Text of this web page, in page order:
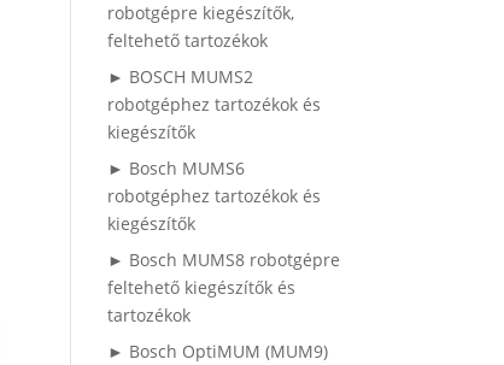
robotgépre kiegészítők,
feltehető tartozékok
► BOSCH MUMS2
robotgéphez tartozékok és
kiegészítők
► Bosch MUMS6
robotgéphez tartozékok és
kiegészítők
► Bosch MUMS8 robotgépre
feltehető kiegészítők és
tartozékok
► Bosch OptiMUM (MUM9)